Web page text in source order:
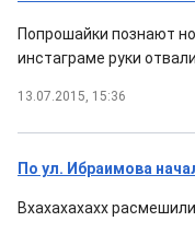
Попрошайки познают
инстаграме руки
13.07.2015, 15:36
По ул. Ибраимова
Вхахахахахх